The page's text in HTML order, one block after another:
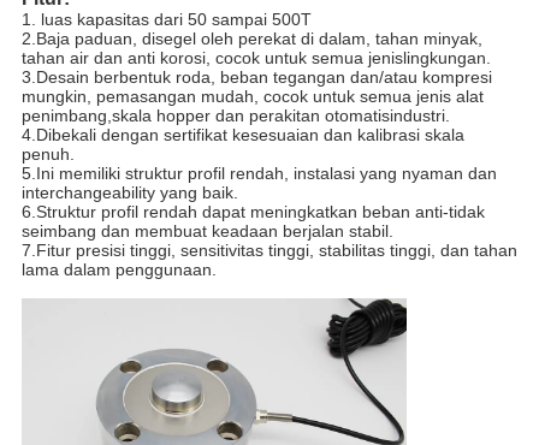
1. luas kapasitas dari 50 sampai 500T
2.Baja paduan, disegel oleh perekat di dalam, tahan minyak,
tahan air dan anti korosi, cocok untuk semua jenislingkungan.
3.Desain berbentuk roda, beban tegangan dan/atau kompresi
mungkin, pemasangan mudah, cocok untuk semua jenis alat
penimbang,skala hopper dan perakitan otomatisindustri.
4.Dibekali dengan sertifikat kesesuaian dan kalibrasi skala
penuh.
5.Ini memiliki struktur profil rendah, instalasi yang nyaman dan
interchangeability yang baik.
6.Struktur profil rendah dapat meningkatkan beban anti-tidak
seimbang dan membuat keadaan berjalan stabil.
7.Fitur presisi tinggi, sensitivitas tinggi, stabilitas tinggi, dan tahan
lama dalam penggunaan.